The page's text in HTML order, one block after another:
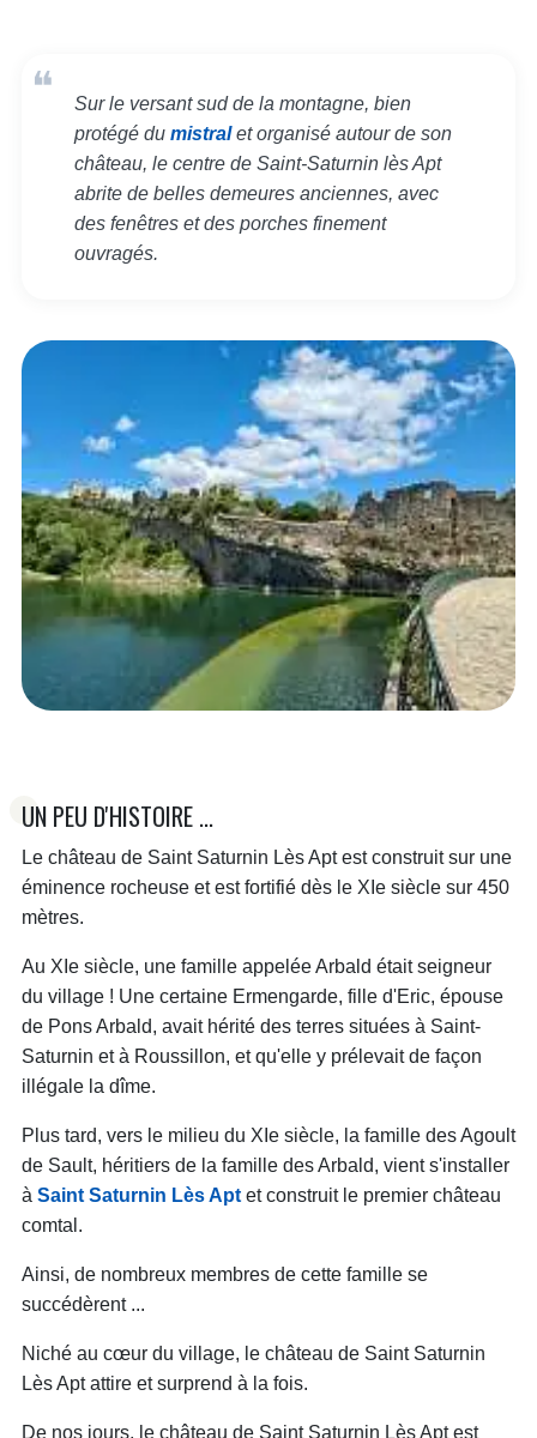
Sur le versant sud de la montagne, bien
protégé dumistralet organisé autour de son
château, le centre de Saint-Saturnin lès Apt
abrite de belles demeures anciennes, avec
des fenêtres et des porches finement
ouvragés.
UN PEU D'HISTOIRE ...
Le château de Saint Saturnin Lès Apt est construit sur une
éminence rocheuse et est fortifié dès le XIe siècle sur 450
mètres.
Au XIe siècle, une famille appelée Arbald était seigneur
du village ! Une certaine Ermengarde, fille d'Eric, épouse
de Pons Arbald, avait hérité des terres situées à Saint-
Saturnin et à Roussillon, et qu'elle y prélevait de façon
illégale la dîme.
Plus tard, vers le milieu du XIe siècle, la famille des Agoult
de Sault, héritiers de la famille des Arbald, vient s'installer
à Saint Saturnin Lès Aptet construit le premier château
comtal.
Ainsi, de nombreux membres de cette famille se
succédèrent ...
Niché au cœur du village, le château de Saint Saturnin
Lès Apt attire et surprend à la fois.
De nos jours, le château de Saint Saturnin Lès Apt est